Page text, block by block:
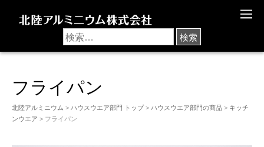
U
フライパン
北陸アルミニウム > ハウスウエア部門 トップ > ハウスウエア部門の商品 > キッチ
ンウエア > フライパン